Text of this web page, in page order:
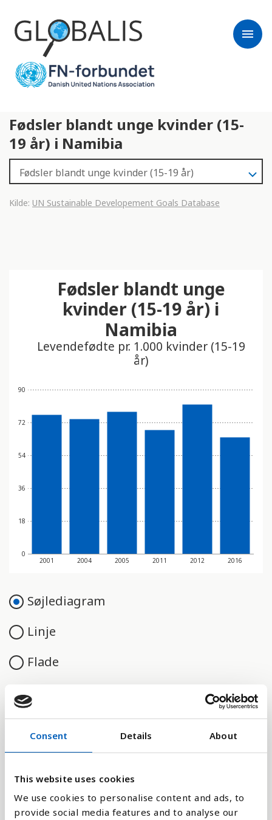
Consent Details About
This website uses cookies
We use cookies to personalise content and ads, to
provide social media features and to analyse our
menu
Fødsler blandt unge kvinder (15-
19 år) i Namibia
Kilde: UN Sustainable Developement Goals Database
0
18
36
54
72
90
2001 2004 2005 2011 2012 2016
Fødsler blandt unge
kvinder (15-19 år) i
Namibia
Levendefødte pr. 1.000 kvinder (15-19
år)
Søjlediagram
Linje
Flade
Sammenligne med:
Forklaring